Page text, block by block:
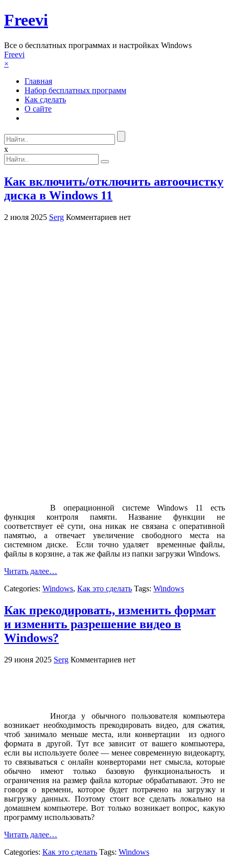
Freevi
Вcе о бесплатных программах и настройках Windows
Freevi
×
Главная
Набор бесплатных программ
Как сделать
О сайте
x
Как включить/отключить автоочистку
диска в Windows 11
2 июля 2025 Serg Комментариев нет
В операционной системе Windows 11 есть
функция контроля памяти. Название функции не
соответствует её сути, она никак не связана с оперативной
памятью, а отвечает увеличение свободного места на
системном диске. Если точно удаляет временные файлы,
файлы в корзине, а так же файлы из папки загрузки Windows.
Читать далее…
Categories: Windows, Как это сделать Tags: Windows
Как прекодировать, изменить формат
и изменить разрешение видео в
Windows?
29 июня 2025 Serg Комментариев нет
Иногда у обычного пользователя компьютера
возникает необходимость прекодировать видео, для сжатия,
чтоб занимало меньше места, или конвертации из одного
формата в другой. Тут все зависит от вашего компьютера,
если вы используете более — менее современную видеокарту,
то связываться с онлайн конверторами нет смысла, которые
обычно имеют только базовую функциональность и
ограничения на размер файла которые обрабатывают. Это не
говоря о времени, которое будет потрачено на загрузку и
выгрузку данных. Поэтому стоит все сделать локально на
домашнем компьютере. Вот только возникает вопрос, какую
программу использовать?
Читать далее…
Categories: Как это сделать Tags: Windows